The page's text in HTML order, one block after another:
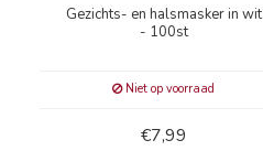
Gezichts- en halsmasker in wit
- 100st
Niet op voorraad
€7,99